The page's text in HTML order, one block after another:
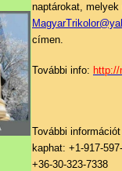
naptárokat, melyek
címen.
További info:
További információt
kaphat: +1-917-
+36-30-323-7338